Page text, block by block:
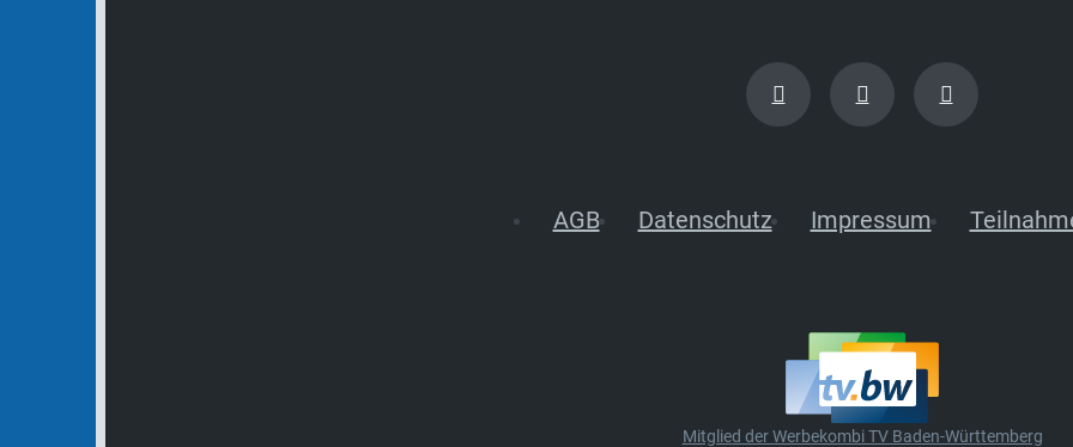
AGB Datenschutz Impressum
Mitglied der Werbekombi TV Baden-Württemberg